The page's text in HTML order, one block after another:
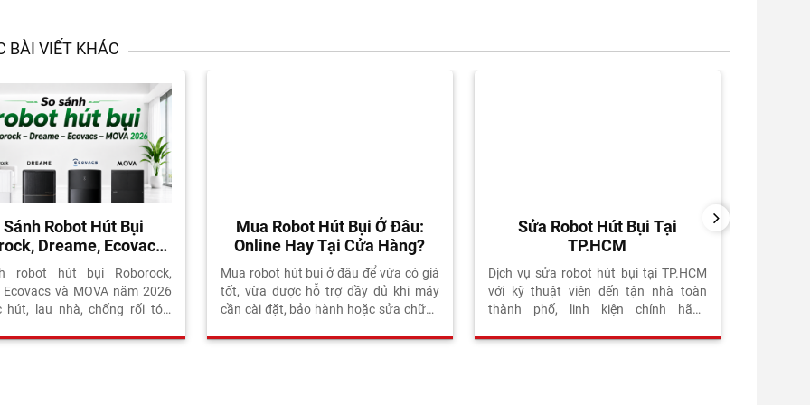
BÀI VIẾT KHÁC
Sánh Robot Hút Bụi
Dreame, Ecovacs
2026: Chọn Thương
Hiệu Nào?
robot hút bụi Roborock,
Ecovacs và MOVA năm 2026
hút, lau nhà, chống rối tóc,
Đánh giá thực tế từ Vietnam
Mua Robot Hút Bụi Ở Đâu:
Online Hay Tại Cửa Hàng?
Mua robot hút bụi ở đâu để vừa có giá
tốt, vừa được hỗ trợ đầy đủ khi máy
cần cài đặt, bảo hành hoặc sửa chữa?
hàng quan tâm khi cùng một model có
Sửa Robot Hút Bụi Tại
TP.HCM
Dịch vụ sửa robot hút bụi tại TP.HCM
với kỹ thuật viên đến tận nhà toàn
thành phố, linh kiện chính hãng
6 tháng sau sửa. Miễn phí khảo sát.
NEXT